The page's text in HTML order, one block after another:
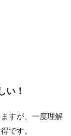
い！
すが、一度理解
です。